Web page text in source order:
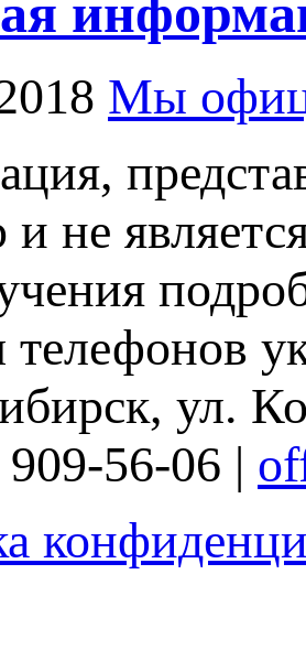
Мы
и не
ул.
56-06 |